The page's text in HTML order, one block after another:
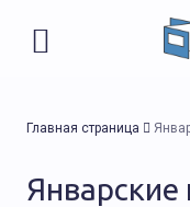
Главная страница
Январские